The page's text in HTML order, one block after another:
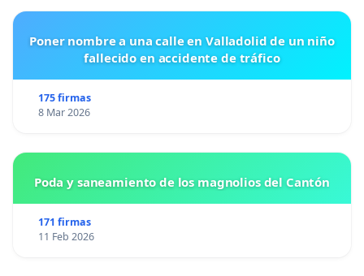
Poner nombre a una calle en Valladolid de un niño
fallecido en accidente de tráfico
175 firmas
8 Mar 2026
Poda y saneamiento de los magnolios del Cantón
171 firmas
11 Feb 2026